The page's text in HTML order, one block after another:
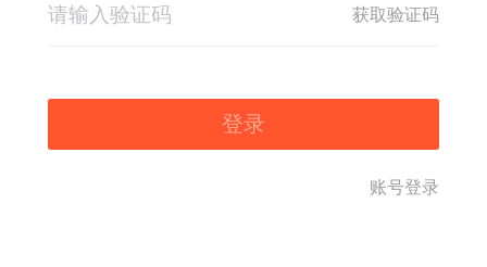
获取验证码
登录
账号登录